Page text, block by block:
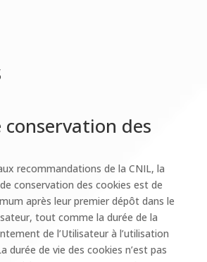
conservation des
recommandations de la CNIL, la
conservation des cookies est de
après leur premier dépôt dans le
tout comme la durée de la
de l’Utilisateur à l’utilisation
durée de vie des cookies n’est pas